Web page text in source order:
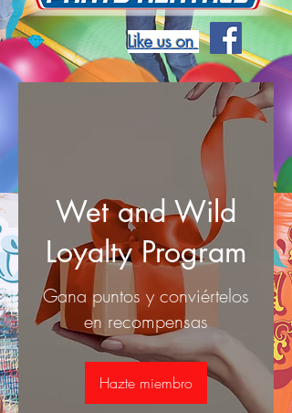
Like us on
Wet and Wild
Loyalty Program
Gana puntos y conviértelos
en recompensas
Hazte miembro